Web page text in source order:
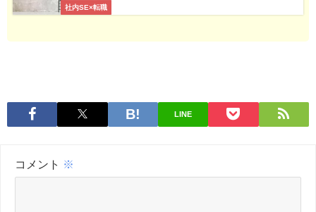
社内SE×転職
LINE
コメント ※